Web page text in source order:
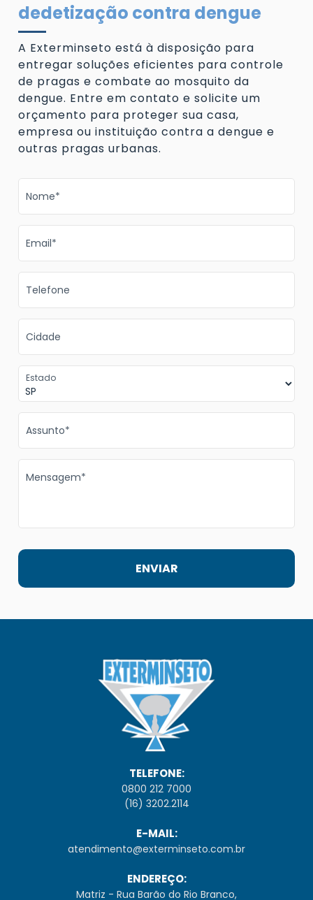
dedetização contra dengue
A Exterminseto está à disposição para
entregar soluções eficientes para controle
de pragas e combate ao mosquito da
dengue. Entre em contato e solicite um
orçamento para proteger sua casa,
empresa ou instituição contra a dengue e
outras pragas urbanas.
Nome*
Email*
Telefone
Cidade
Estado
Assunto*
Mensagem*
TELEFONE:
0800 212 7000
(16) 3202.2114
E-MAIL:
atendimento@exterminseto.com.br
ENDEREÇO:
Matriz - Rua Barão do Rio Branco,